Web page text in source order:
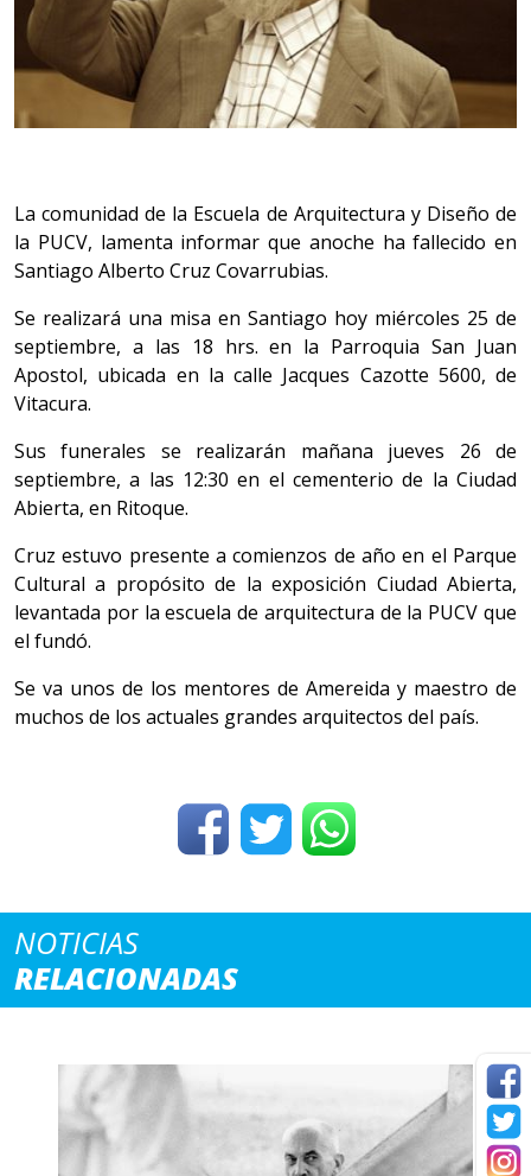
La comunidad de la Escuela de Arquitectura y Diseño de
la PUCV, lamenta informar que anoche ha fallecido en
Santiago Alberto Cruz Covarrubias.
Se realizará una misa en Santiago hoy miércoles 25 de
septiembre, a las 18 hrs. en la Parroquia San Juan
Apostol, ubicada en la calle Jacques Cazotte 5600, de
Vitacura.
Sus funerales se realizarán mañana jueves 26 de
septiembre, a las 12:30 en el cementerio de la Ciudad
Abierta, en Ritoque.
Cruz estuvo presente a comienzos de año en el Parque
Cultural a propósito de la exposición Ciudad Abierta,
levantada por la escuela de arquitectura de la PUCV que
el fundó.
Se va unos de los mentores de Amereida y maestro de
muchos de los actuales grandes arquitectos del país.
NOTICIAS
RELACIONADAS